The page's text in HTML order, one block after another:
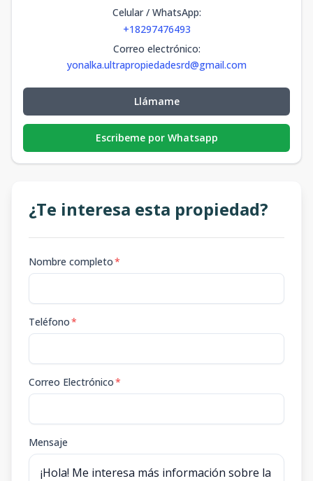
Celular / WhatsApp:
+18297476493
Correo electrónico:
yonalka.ultrapropiedadesrd@gmail.com
Llámame
Escribeme por Whatsapp
¿Te interesa esta propiedad?
Nombre completo*
Teléfono*
Correo Electrónico*
Mensaje